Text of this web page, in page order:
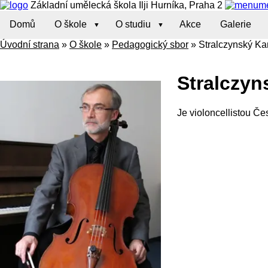
Základní umělecká škola Ilji Hurníka, Praha 2
Domů
O škole O studiu Akce
Galerie
Úvodní strana » O škole » Pedagogický sbor » Stralczynský
Je violoncellistou